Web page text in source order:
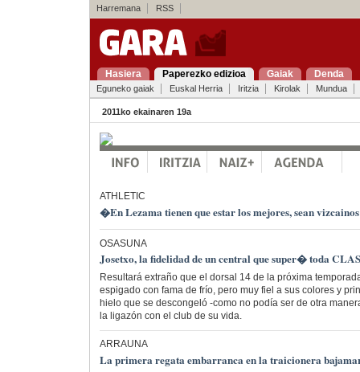
Harremana RSS
Hasiera Paperezko edizioa Gaiak Denda
Eguneko gaiak Euskal Herria Iritzia Kirolak Mundua
2011ko ekainaren 19a
ATHLETIC
�En Lezama tienen que estar los mejores, sean
OSASUNA
Josetxo, la fidelidad de un central que super� toda
Resultará extraño que el dorsal 14 de la próxima
espigado con fama de frío, pero muy fiel a sus colores y
hielo que se descongeló -como no podía ser de otra
la ligazón con el club de su vida.
ARRAUNA
La primera regata embarranca en la traicionera